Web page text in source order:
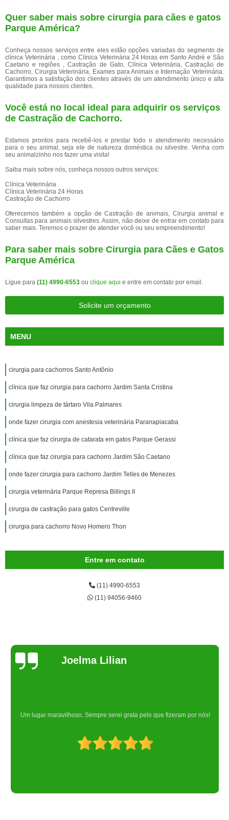
Quer saber mais sobre cirurgia para cães e gatos
Parque América?
Conheça nossos serviços entre eles estão opções variadas do segmento de
clínica Veterinária , como Clínica Veterinária 24 Horas em Santo André e São
Caetano e regiões , Castração de Gato, Clínica Veterinária, Castração de
Cachorro, Cirurgia Veterinária, Exames para Animais e Internação Veterinária.
Garantimos a satisfação dos clientes através de um atendimento único e alta
qualidade para nossos clientes.
Você está no local ideal para adquirir os serviços
de Castração de Cachorro.
Estamos prontos para recebê-los e prestar todo o atendimento necessário
para o seu animal, seja ele de natureza doméstica ou silvestre. Venha com
seu animalzinho nos fazer uma visita!
Saiba mais sobre nós, conheça nossos outros serviços:
Clínica Veterinária
Clínica Veterinária 24 Horas
Castração de Cachorro
Oferecemos também a opção de Castração de animais, Cirurgia animal e
Consultas para animais silvestres. Assim, não deixe de entrar em contato para
saber mais. Teremos o prazer de atender você ou seu empreendimento!
Para saber mais sobre Cirurgia para Cães e Gatos
Parque América
Ligue para (11) 4990-6553 ou clique aqui e entre em contato por email.
Solicite um orçamento
MENU
cirurgia para cachorros Santo Antônio
clínica que faz cirurgia para cachorro Jardim Santa Cristina
cirurgia limpeza de tártaro Vila Palmares
onde fazer cirurgia com anestesia veterinária Paranapiacaba
clínica que faz cirurgia de catarata em gatos Parque Gerassi
clínica que faz cirurgia para cachorro Jardim São Caetano
onde fazer cirurgia para cachorro Jardim Telles de Menezes
cirurgia veterinária Parque Represa Billings II
cirurgia de castração para gatos Centreville
cirurgia para cachorro Novo Homero Thon
Entre em contato
(11) 4990-6553
(11) 94056-9460
Joelma Lilian
Um lugar maravilhoso. Sempre serei grata pelo que fizeram por nós!